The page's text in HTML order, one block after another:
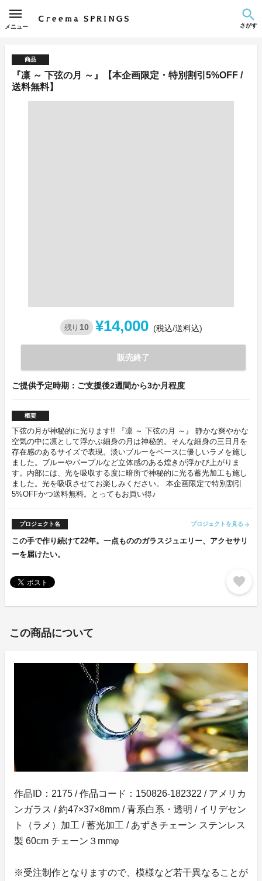
メニュー さがす
商品
『凛 ～ 下弦の月 ～』【本企画限定・特別割引5%OFF /
送料無料】
残り 10 ¥14,000 (税込/送料込)
販売終了
ご提供予定時期：ご支援後2週間から3か月程度
概要
下弦の月が神秘的に光ります!! 『凛 ～ 下弦の月 ～』 静かな爽やかな
空気の中に凛として浮かぶ細身の月は神秘的。そんな細身の三日月を
存在感のあるサイズで表現。淡いブルーをベースに優しいラメを施し
ました。ブルーやパープルなど立体感のある煌きが浮かび上がりま
す。内部には、光を吸収する度に暗所で神秘的に光る蓄光加工も施し
ました。光を吸収させてお楽しみください。 本企画限定で特別割引
5%OFFかつ送料無料。とってもお買い得♪
プロジェクト名 プロジェクトを見る arrow_forward
この手で作り続けて22年。一点もののガラスジュエリー、アクセサリ
ーを届けたい。
favorite
この商品について
作品ID：2175 / 作品コード：150826-182322 / アメリカ
ンガラス / 約47×37×8mm / 青系白系・透明 / イリデセン
ト（ラメ）加工 / 蓄光加工 / あずきチェーン ステンレス
製 60cm チェーン３mmφ
※受注制作となりますので、模様など若干異なることが